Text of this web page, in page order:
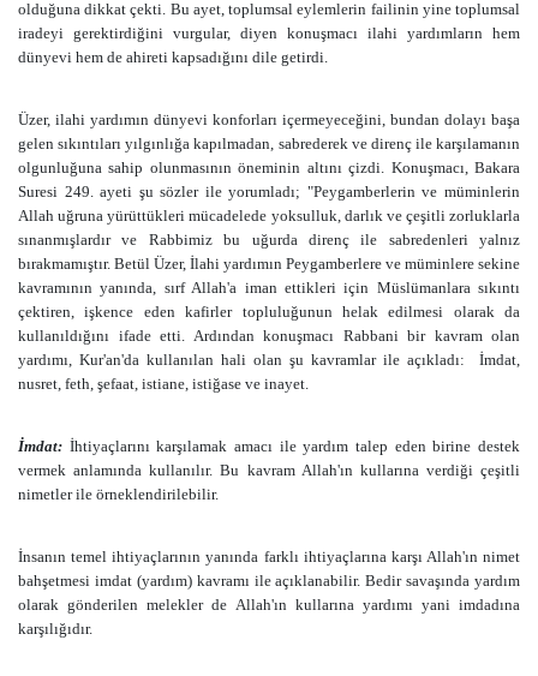
olduğuna dikkat çekti. Bu ayet, toplumsal eylemlerin failinin yine toplumsal
iradeyi gerektirdiğini vurgular, diyen konuşmacı ilahi yardımların hem
dünyevi hem de ahireti kapsadığını dile getirdi.
Üzer, ilahi yardımın dünyevi konforları içermeyeceğini, bundan dolayı başa
gelen sıkıntıları yılgınlığa kapılmadan, sabrederek ve direnç ile karşılamanın
olgunluğuna sahip olunmasının öneminin altını çizdi. Konuşmacı, Bakara
Suresi 249. ayeti şu sözler ile yorumladı; "Peygamberlerin ve müminlerin
Allah uğruna yürüttükleri mücadelede yoksulluk, darlık ve çeşitli zorluklarla
sınanmışlardır ve Rabbimiz bu uğurda direnç ile sabredenleri yalnız
bırakmamıştır. Betül Üzer, İlahi yardımın Peygamberlere ve müminlere sekine
kavramının yanında, sırf Allah'a iman ettikleri için Müslümanlara sıkıntı
çektiren, işkence eden kafirler topluluğunun helak edilmesi olarak da
kullanıldığını ifade etti. Ardından konuşmacı Rabbani bir kavram olan
yardımı, Kur'an'da kullanılan hali olan şu kavramlar ile açıkladı:
İmdat,
nusret, feth, şefaat, istiane, istiğase ve inayet.
İmdat: İhtiyaçlarını karşılamak amacı ile yardım talep eden birine destek
vermek anlamında kullanılır. Bu kavram Allah'ın kullarına verdiği çeşitli
nimetler ile örneklendirilebilir.
İnsanın temel ihtiyaçlarının yanında farklı ihtiyaçlarına karşı Allah'ın nimet
bahşetmesi imdat (yardım) kavramı ile açıklanabilir. Bedir savaşında yardım
olarak gönderilen melekler de Allah'ın kullarına yardımı yani imdadına
karşılığıdır.